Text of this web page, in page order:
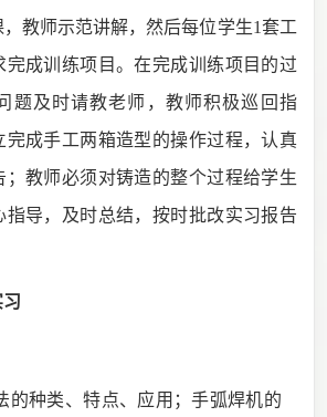
教师示范讲解，然后每位学生1套工
完成训练项目。在完成训练项目的过
题及时请教老师，教师积极巡回指
完成手工两箱造型的操作过程，认真
；教师必须对铸造的整个过程给学生
指导，及时总结，按时批改实习报告
的种类、特点、应用；手弧焊机的